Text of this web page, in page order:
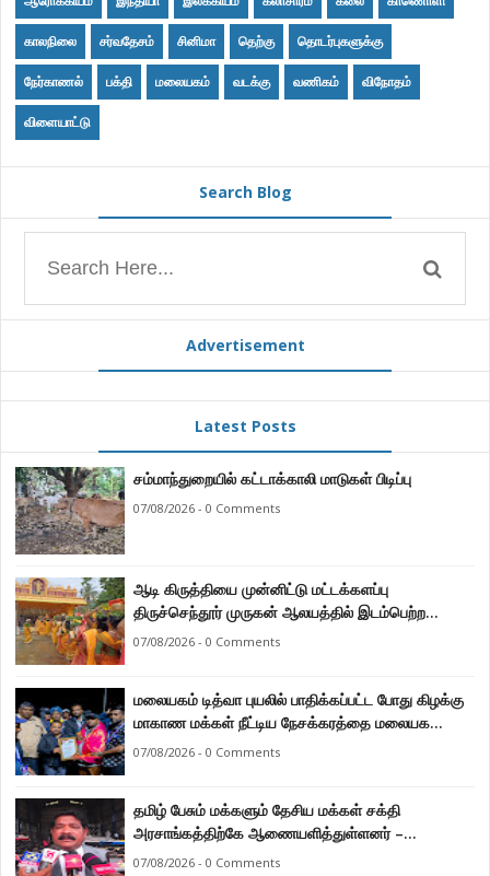
காலநிலை சர்வதேசம் சினிமா தெற்கு தொடர்புகளுக்கு
நேர்காணல் பக்தி மலையகம் வடக்கு வணிகம் விநோதம்
விளையாட்டு
Search Blog
Advertisement
Latest Posts
சம்மாந்துறையில் கட்டாக்காலி மாடுகள் பிடிப்பு
07/08/2026 - 0 Comments
ஆடி கிருத்தியை முன்னிட்டு மட்டக்களப்பு
திருச்செந்தூர் முருகன் ஆலயத்தில் இடம்பெற்ற
பால்குட பவனி 1008 சங்கா ஆபிஷேக நிகழ்வு.
07/08/2026 - 0 Comments
மலையகம் டித்வா புயலில் பாதிக்கப்பட்ட போது கிழக்கு
மாகாண மக்கள் நீட்டிய நேசக்கரத்தை மலையக
மக்கள் ஒருபோதும் மறக்கமாட்டார்கள் : நுவரெலியா
07/08/2026 - 0 Comments
தமிழ் பேசும் மக்களும் தேசிய மக்கள் சக்தி
அரசாங்கத்திற்கே ஆணையளித்துள்ளனர் –
கடற்றொழில் அமைச்சர் இராமலிங்கம் சந்திரசேகர்
07/08/2026 - 0 Comments